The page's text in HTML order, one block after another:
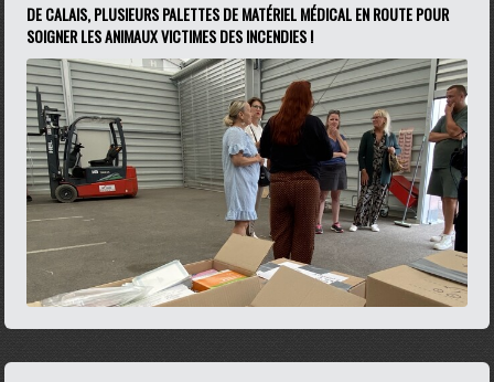
DE CALAIS, PLUSIEURS PALETTES DE MATÉRIEL MÉDICAL EN ROUTE POUR
SOIGNER LES ANIMAUX VICTIMES DES INCENDIES !